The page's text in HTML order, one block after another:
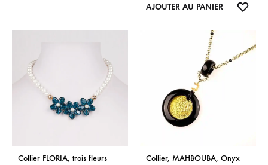
AJOUTER AU PANIER
Collier FLORIA, trois fleurs
Collier, MAHBOUBA, Onyx